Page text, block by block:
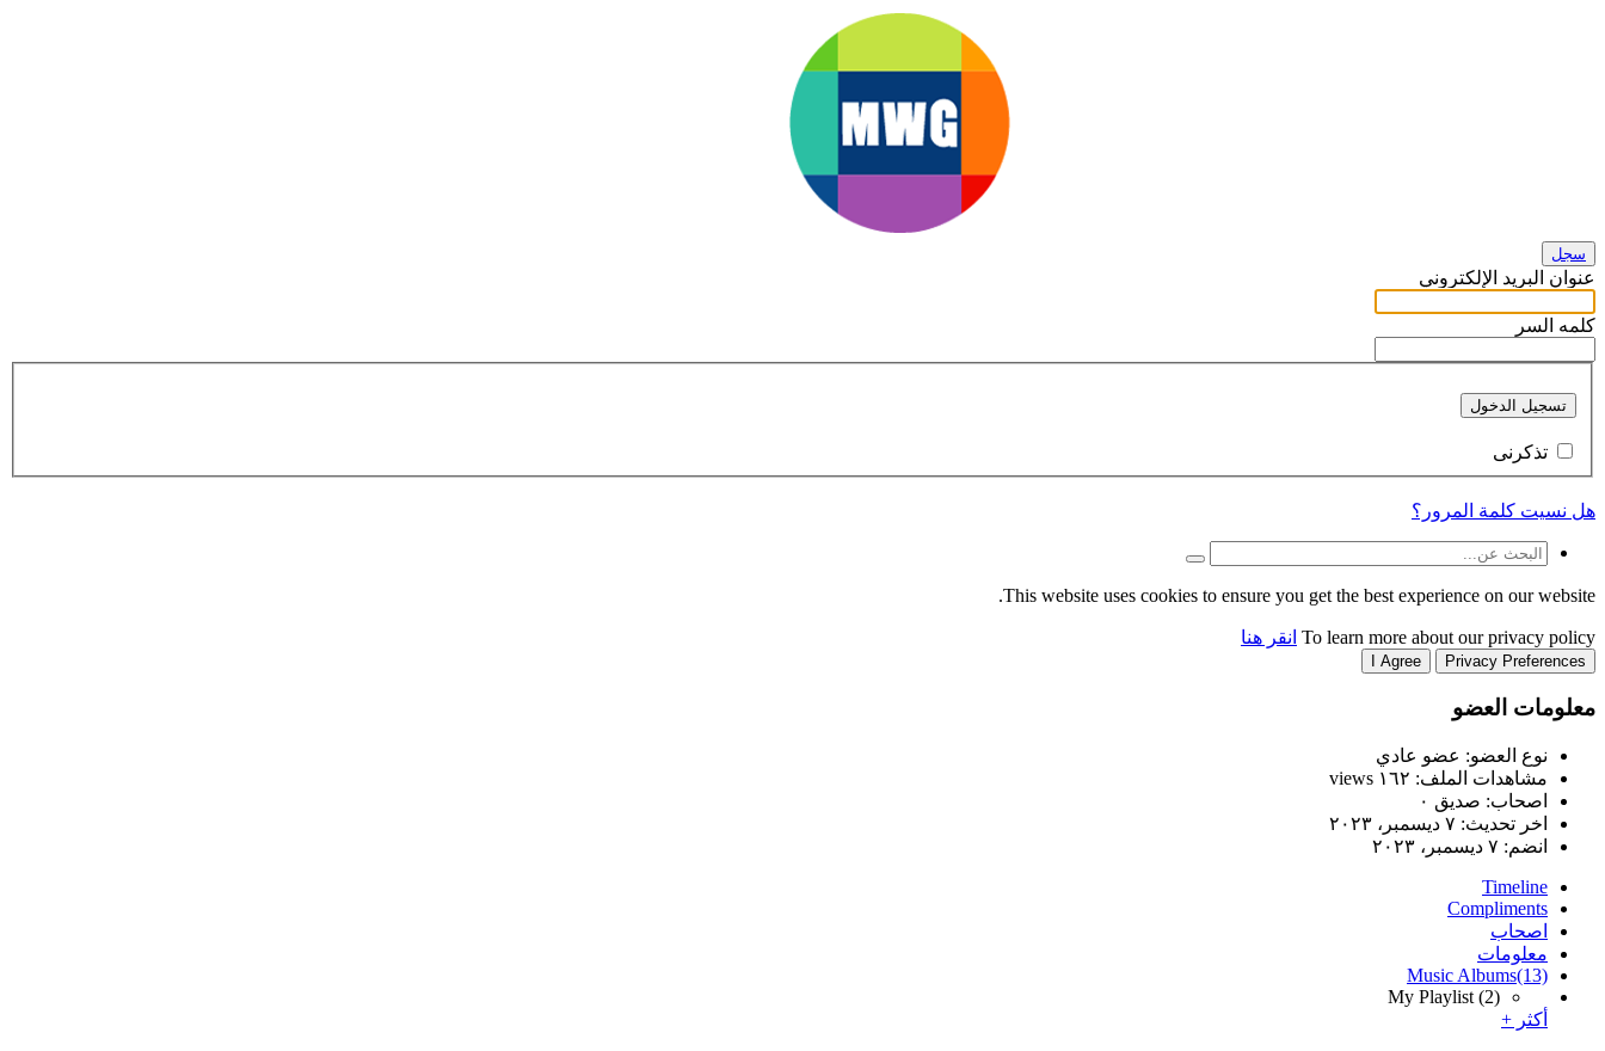
سجل
عنوان البريد الإلكتروني
كلمه السر
تسجيل الدخول
تذكرنى
هل نسيت كلمة المرور؟
This website uses cookies to ensure you get the best experience on our website.
To learn more about our privacy policy انقر هنا
Privacy Preferences
I Agree
معلومات العضو
نوع العضو: عضو عادي
مشاهدات الملف: ١٦٢ views
اصحاب: صديق ٠
اخر تحديث: ٧ ديسمبر، ٢٠٢٣
انضم: ٧ ديسمبر، ٢٠٢٣
Timeline
Compliments
اصحاب
معلومات
Music Albums(13)
My Playlist (2)
أكثر +